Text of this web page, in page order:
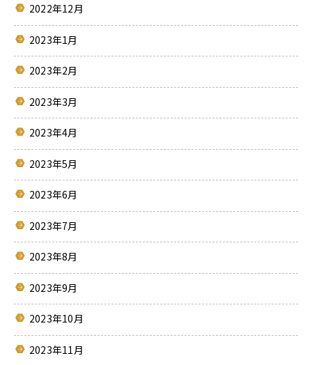
2022年12月
2023年1月
2023年2月
2023年3月
2023年4月
2023年5月
2023年6月
2023年7月
2023年8月
2023年9月
2023年10月
2023年11月